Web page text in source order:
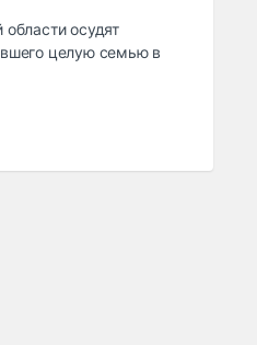
области осудят
целую семью в